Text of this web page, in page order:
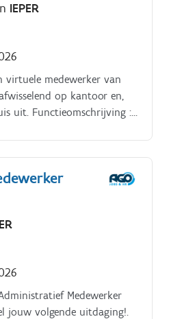
IEPER
virtuele medewerker van
op kantoor en,
uit. Functieomschrijving :
van klanten via e mail.
Medewerker
jouw volgende uitdaging!.